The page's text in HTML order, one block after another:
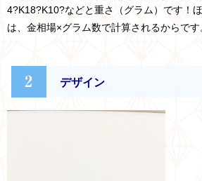
4?K18?K10?などと重さ（グラム）です！
は、金相場×グラム数で計算されるからです
2 デザイン